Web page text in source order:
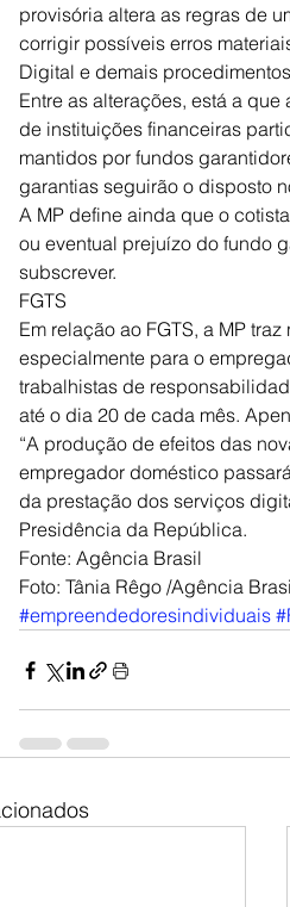
provisória altera as regras de
corrigir possíveis erros
Digital e demais
Entre as alterações, está a
de instituições financeiras
mantidos por fundos
garantias seguirão o disposto
A MP define ainda que o
ou eventual prejuízo do fundo
subscrever.
FGTS
Em relação ao FGTS, a MP
especialmente para o
trabalhistas de
até o dia 20 de cada mês.
“A produção de efeitos das
empregador doméstico
da prestação dos serviços
Presidência da República.
Fonte: Agência Brasil
Foto: Tânia Rêgo /Agência
#empreendedoresindividuais